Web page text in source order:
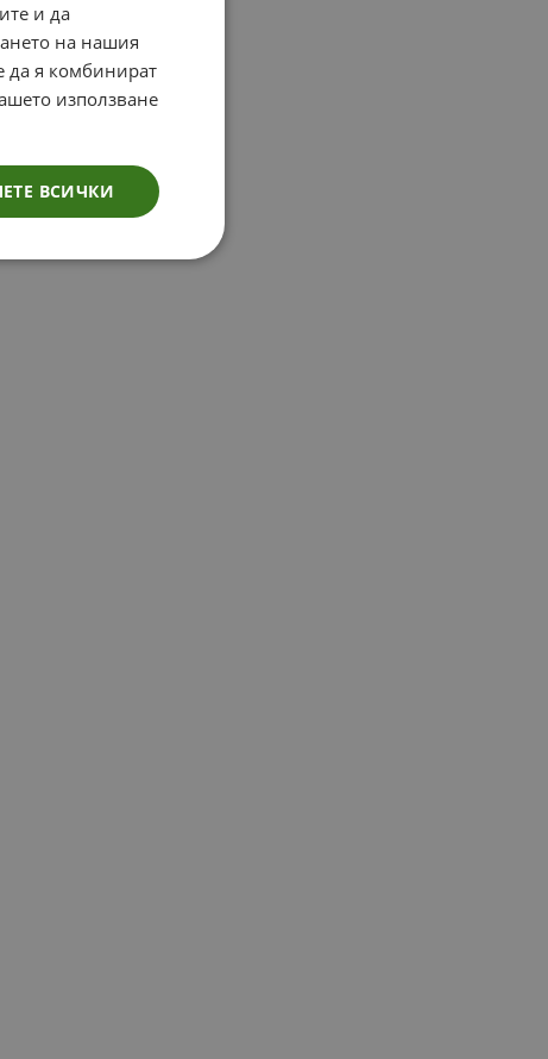
и да
на нашия
да я комбинират
използване
ВСИЧКИ